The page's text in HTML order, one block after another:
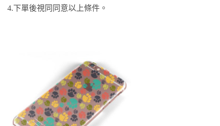
4.下單後視同同意以上條件。